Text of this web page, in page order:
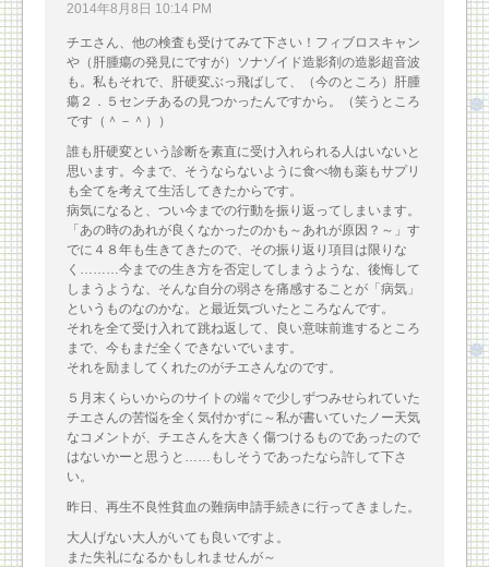
2014年8月8日 10:14 PM
チエさん、他の検査も受けてみて下さい！フィブロスキャン
や（肝腫瘍の発見にですが）ソナゾイド造影剤の造影超音波
も。私もそれで、肝硬変ぶっ飛ばして、（今のところ）肝腫
瘍２．５センチあるの見つかったんですから。（笑うところ
です（＾－＾））
誰も肝硬変という診断を素直に受け入れられる人はいないと
思います。今まで、そうならないように食べ物も薬もサプリ
も全てを考えて生活してきたからです。
病気になると、つい今までの行動を振り返ってしまいます。
「あの時のあれが良くなかったのかも～あれが原因？～」す
でに４８年も生きてきたので、その振り返り項目は限りな
く………今までの生き方を否定してしまうような、後悔して
しまうような、そんな自分の弱さを痛感することが「病気」
というものなのかな。と最近気づいたところなんです。
それを全て受け入れて跳ね返して、良い意味前進するところ
まで、今もまだ全くできないでいます。
それを励ましてくれたのがチエさんなのです。
５月末くらいからのサイトの端々で少しずつみせられていた
チエさんの苦悩を全く気付かずに～私が書いていたノー天気
なコメントが、チエさんを大きく傷つけるものであったので
はないかーと思うと……もしそうであったなら許して下さ
い。
昨日、再生不良性貧血の難病申請手続きに行ってきました。
大人げない大人がいても良いですよ。
また失礼になるかもしれませんが～